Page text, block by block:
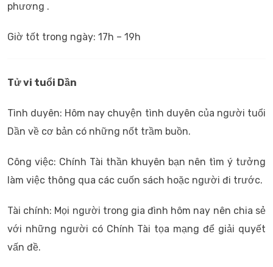
phương .
Giờ tốt trong ngày: 17h – 19h
Tử vi tuổi Dần
Tình duyên: Hôm nay chuyện tình duyên của người tuổi
Dần về cơ bản có những nốt trầm buồn.
Công việc: Chính Tài thần khuyên bạn nên tìm ý tưởng
làm việc thông qua các cuốn sách hoặc người đi trước.
Tài chính: Mọi người trong gia đình hôm nay nên chia sẻ
với những người có Chính Tài tọa mạng để giải quyết
vấn đề.